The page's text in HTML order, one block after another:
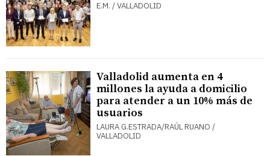
E.M. / VALLADOLID
Valladolid aumenta en 4
millones la ayuda a domicilio
para atender a un 10% más de
usuarios
LAURA G.ESTRADA/RAÚL RUANO /
VALLADOLID